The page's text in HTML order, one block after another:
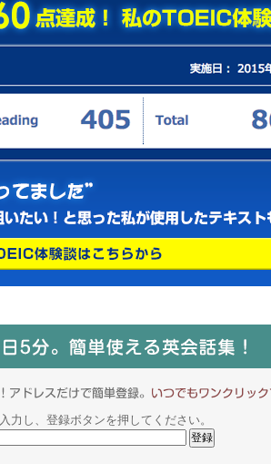
力し、登録ボタンを押してください。